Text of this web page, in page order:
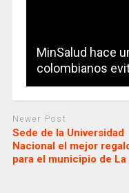
MinSalud hace
colombianos
Newer Post
Sede de la Universidad
Nacional el mejor
para el municipio de La